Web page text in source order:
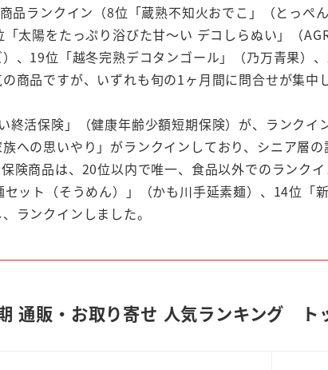
品ランクイン（8位「蔵熟不知火おでこ」（とっぺ
「太陽をたっぷり浴びた甘～い デコしらぬい」（
、19位「越冬完熟デコタンゴール」（乃万青果）
商品ですが、いずれも旬の1ヶ月間に問合せが集
終活保険」（健康年齢少額短期保険）が、ランク
への思いやり」がランクインしており、シニア層
険商品は、20位以内で唯一、食品以外でのランクイ
セット（そうめん）」（かも川手延素麺）、14位「
ランクインしました。
通販・お取り寄せ 人気ランキング ト